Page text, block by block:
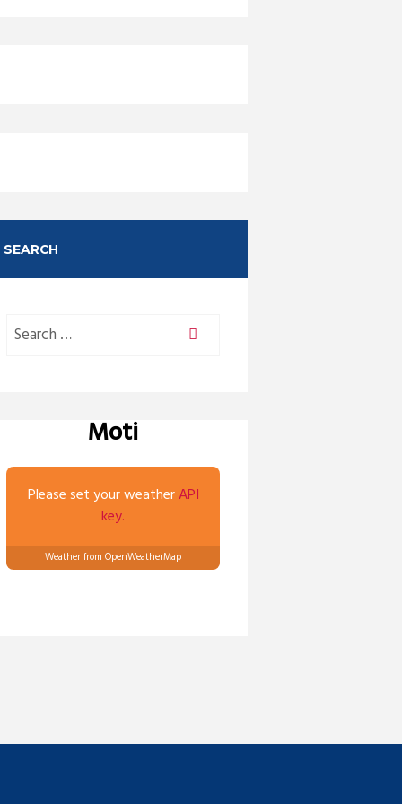
SEARCH
Moti
Please set your weatherAPI
key.
Weather from OpenWeatherMap